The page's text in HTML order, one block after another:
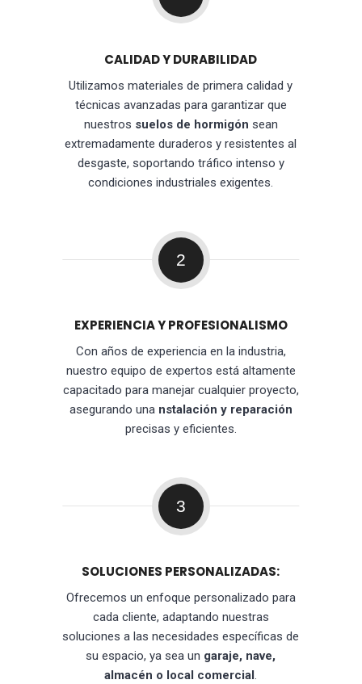
CALIDAD Y DURABILIDAD
Utilizamos materiales de primera calidad y
técnicas avanzadas para garantizar que
nuestros suelos de hormigón sean
extremadamente duraderos y resistentes al
desgaste, soportando tráfico intenso y
condiciones industriales exigentes.
2
EXPERIENCIA Y PROFESIONALISMO
Con años de experiencia en la industria,
nuestro equipo de expertos está altamente
capacitado para manejar cualquier proyecto,
asegurando una nstalación y reparación
precisas y eficientes.
3
SOLUCIONES PERSONALIZADAS:
Ofrecemos un enfoque personalizado para
cada cliente, adaptando nuestras
soluciones a las necesidades específicas de
su espacio, ya sea un garaje, nave,
almacén o local comercial.